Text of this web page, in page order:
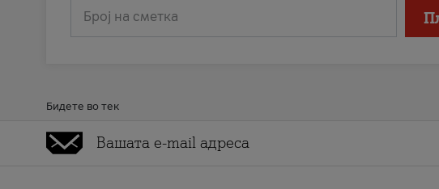
Број на сметка
Бидете во тек